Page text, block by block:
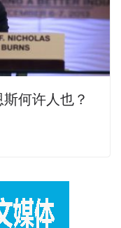
何许人也？